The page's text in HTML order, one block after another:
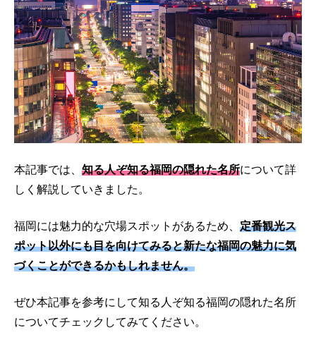
本記事では、 知る人ぞ知る福岡の隠れた名所について詳
しく解説していきました。
福岡には魅力的な穴場スポットがあるため、 定番観光ス
ポット以外にも目を向けてみると新たな福岡の魅力に気
づくことができるかもしれません。
ぜひ本記事を参考にして知る人ぞ知る福岡の隠れた名所
についてチェックしてみてください。